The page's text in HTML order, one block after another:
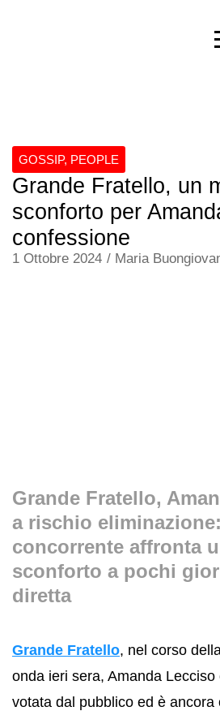
GOSSIP, PEOPLE
Grande Fratello, un
sconforto per
confessione
1 Ottobre 2024 / Maria
Grande Fratello,
a rischio
concorrente affronta
sconforto a pochi
diretta
Grande Fratello, nel corso
onda ieri sera, Amanda
votata dal pubblico ed è ancora